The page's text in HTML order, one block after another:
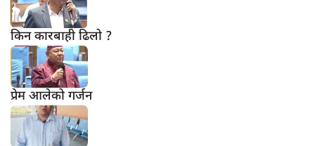
किन कारबाही ढिलो ?
प्रेम आलेको गर्जन